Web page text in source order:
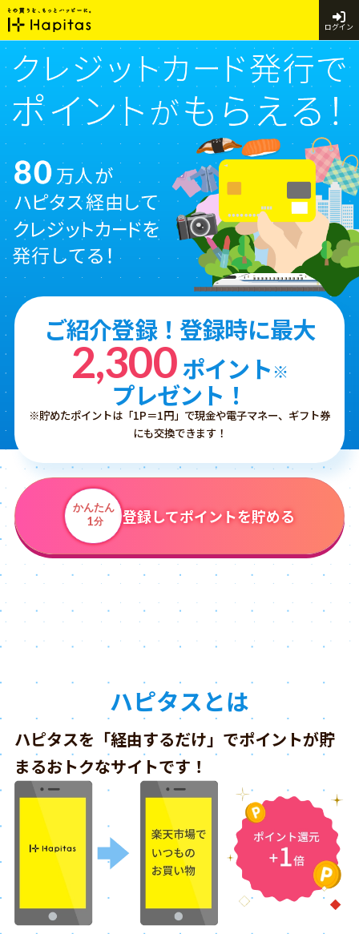
ログイン
ご紹介登録！登録時に最大
2,300ポイント※
プレゼント！
※貯めたポイントは「1P＝1円」で現金や電子マネー、ギフト券
にも交換できます！
かんたん
1分 登録してポイントを貯める
ハピタスとは
ハピタスを「経由するだけ」でポイントが貯
まるおトクなサイトです！